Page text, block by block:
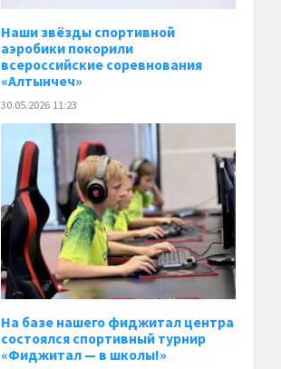
Наши звёзды спортивной
аэробики покорили
всероссийские соревнования
«Алтынчеч»
30.05.2026 11:23
На базе нашего фиджитал центра
состоялся спортивный турнир
«Фиджитал — в школы!»